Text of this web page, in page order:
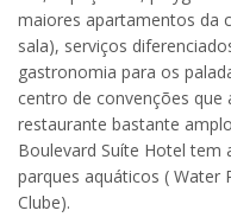
maiores apartamentos da
sala), serviços
gastronomia para os
centro de convenções
restaurante bastante
Boulevard Suíte Hotel tem
parques aquáticos ( Water
Clube).